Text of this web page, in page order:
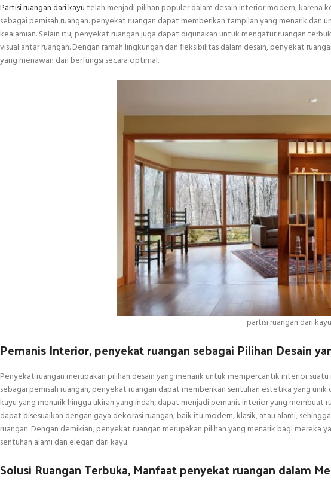
Partisi ruangan dari kayutelah menjadi pilihan populer dalam desain interior modern, karena
sebagai pemisah ruangan. penyekat ruangan dapat memberikan tampilan yang menarik dan
kealamian. Selain itu, penyekat ruangan juga dapat digunakan untuk mengatur ruangan
visual antar ruangan. Dengan ramah lingkungan dan fleksibilitas dalam desain, penyekat
yang menawan dan berfungsi secara optimal.
partisi ruangan dari kayu
Pemanis Interior, penyekat ruangan sebagai Pilihan Desain
Penyekat ruangan merupakan pilihan desain yang menarik untuk mempercantik interior
sebagai pemisah ruangan, penyekat ruangan dapat memberikan sentuhan estetika yang
kayu yang menarik hingga ukiran yang indah, dapat menjadi pemanis interior yang
dapat disesuaikan dengan gaya dekorasi ruangan, baik itu modern, klasik, atau alami,
ruangan. Dengan demikian, penyekat ruangan merupakan pilihan yang menarik bagi
sentuhan alami dan elegan dari kayu.
Solusi Ruangan Terbuka, Manfaat penyekat ruangan dalam